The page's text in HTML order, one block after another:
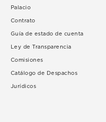
Palacio
Contrato
Guía de estado de cuenta
Ley de Transparencia
Comisiones
Catálogo de Despachos
Jurídicos